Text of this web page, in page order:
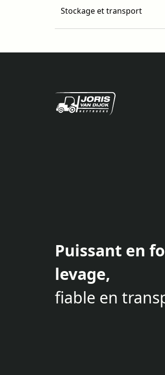
Stockage et transport
Puissant en
levage,
fiable en